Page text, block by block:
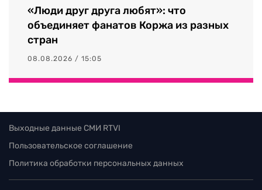
«Люди друг друга любят»: что
объединяет фанатов Коржа из разных
стран
08.08.2026 / 15:05
Выходные данные СМИ RTVI
Пользовательское соглашение
Политика обработки персональных данных